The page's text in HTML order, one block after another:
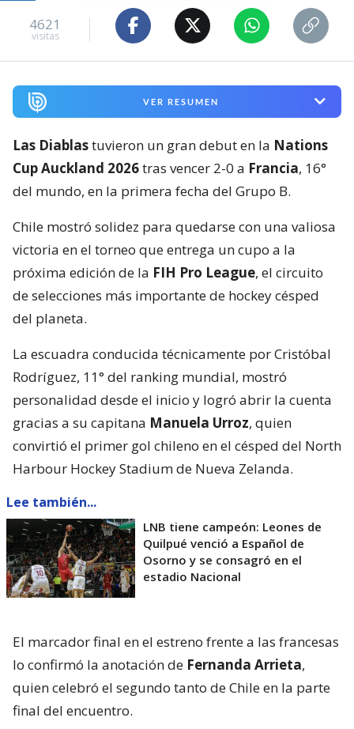
4621
visitas
VER RESUMEN
Las Diablastuvieron un gran debut en la Nations
Cup Auckland 2026tras vencer 2-0 a Francia, 16°
del mundo, en la primera fecha del Grupo B.
Chile mostró solidez para quedarse con una valiosa
victoria en el torneo que entrega un cupo a la
próxima edición de la FIH Pro League, el circuito
de selecciones más importante de hockey césped
del planeta.
La escuadra conducida técnicamente por Cristóbal
Rodríguez, 11° del ranking mundial, mostró
personalidad desde el inicio y logró abrir la cuenta
gracias a su capitana Manuela Urroz, quien
convirtió el primer gol chileno en el césped del North
Harbour Hockey Stadium de Nueva Zelanda.
Lee también...
LNB tiene campeón: Leones de
Quilpué venció a Español de
Osorno y se consagró en el
estadio Nacional
El marcador final en el estreno frente a las francesas
lo confirmó la anotación de Fernanda Arrieta,
quien celebró el segundo tanto de Chile en la parte
final del encuentro.